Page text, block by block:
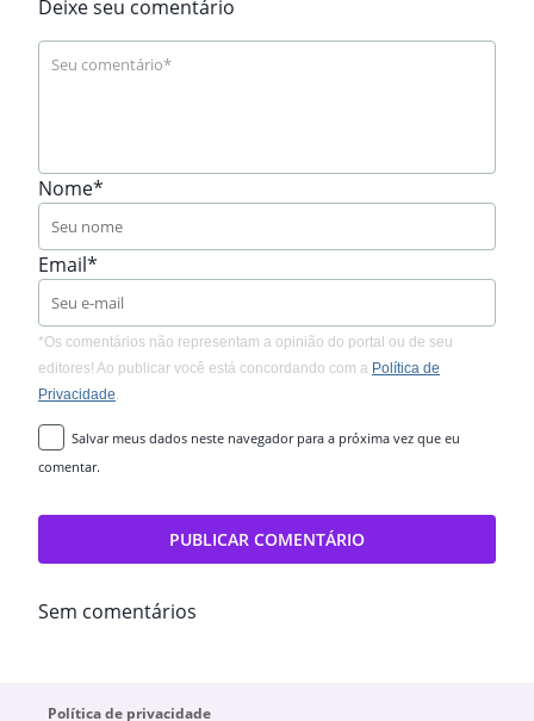
Deixe seu comentário
Nome*
Email*
*Os comentários não representam a opinião do portal ou de seu
editores! Ao publicar você está concordando com a Política de
Privacidade.
Salvar meus dados neste navegador para a próxima vez que eu
comentar.
Sem comentários
Política de privacidade